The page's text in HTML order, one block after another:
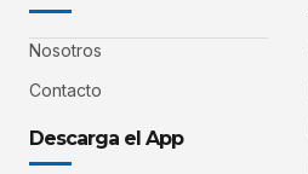
Nosotros
Contacto
Descarga el App